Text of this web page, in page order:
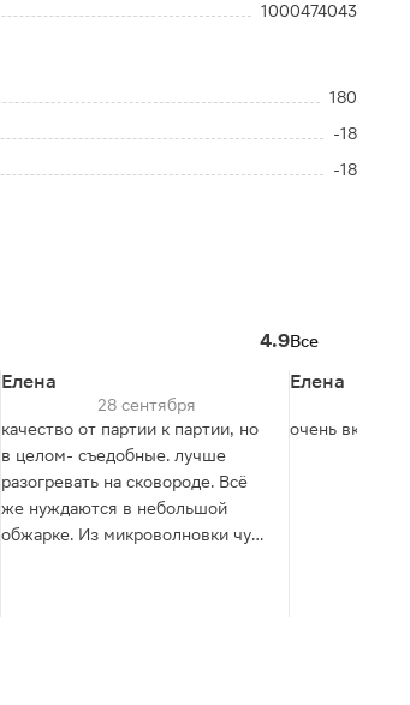
1000474043
180
-18
-18
4.9Все
Елена
28 сентября
качество от партии к партии, но
в целом- съедобные. лучше
разогревать на сковороде. Всё
же нуждаются в небольшой
обжарке. Из микроволновки чуть
Елена
очень вкусно